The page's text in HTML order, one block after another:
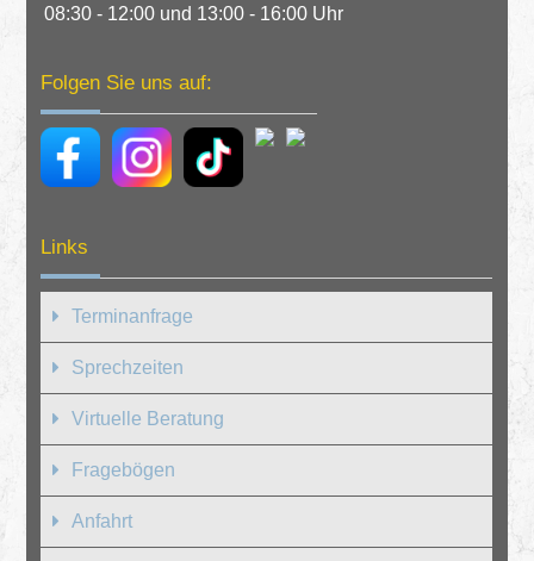
08:30 - 12:00 und 13:00 - 16:00 Uhr
Folgen Sie uns auf:
Links
Terminanfrage
Sprechzeiten
Virtuelle Beratung
Fragebögen
Anfahrt